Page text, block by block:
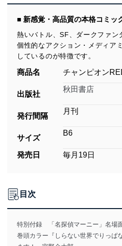
■ 新感覚・高品質の本格コミッ
熱いバトル、SF、ダークファン
個性的なアクション・メディア
しているのが特徴です。
商品名 チャンピオン
出版社
秋田書店
発行間隔
月刊
サイズ
B6
発売日 毎月19日
目次
特別付録 「名探偵マーニー」名場
巻頭カラー『しらない世界でりっぱ